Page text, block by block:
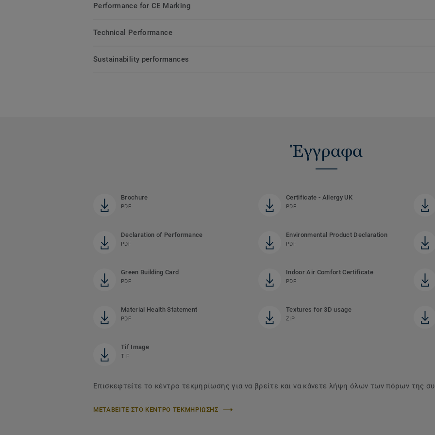
Performance for CE Marking
Technical Performance
Sustainability performances
Έγγραφα
Brochure
PDF
Certificate - Allergy UK
PDF
Declaration of Performance
PDF
Environmental Product Declaration
PDF
Green Building Card
PDF
Indoor Air Comfort Certificate
PDF
Material Health Statement
PDF
Textures for 3D usage
ZIP
Tif Image
TIF
Επισκεφτείτε το κέντρο τεκμηρίωσης για να βρείτε και να κάνετε λήψη όλων των πόρων της
ΜΕΤΑΒΕΙΤΕ ΣΤΟ ΚΕΝΤΡΟ ΤΕΚΜΗΡΙΩΣΗΣ